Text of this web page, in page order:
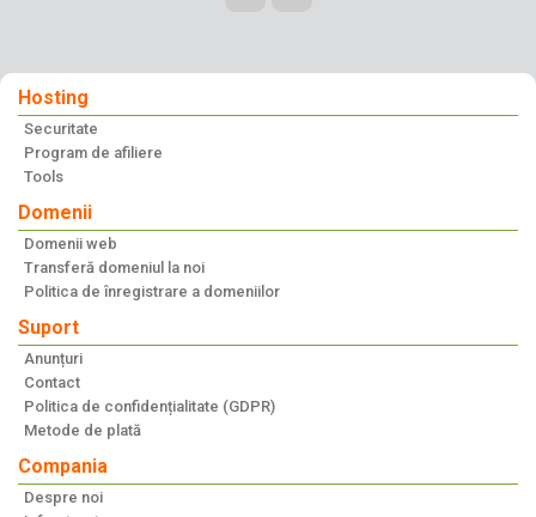
Hosting
Securitate
Program de afiliere
Tools
Domenii
Domenii web
Transferă domeniul la noi
Politica de înregistrare a domeniilor
Suport
Anunțuri
Contact
Politica de confidențialitate (GDPR)
Metode de plată
Compania
Despre noi